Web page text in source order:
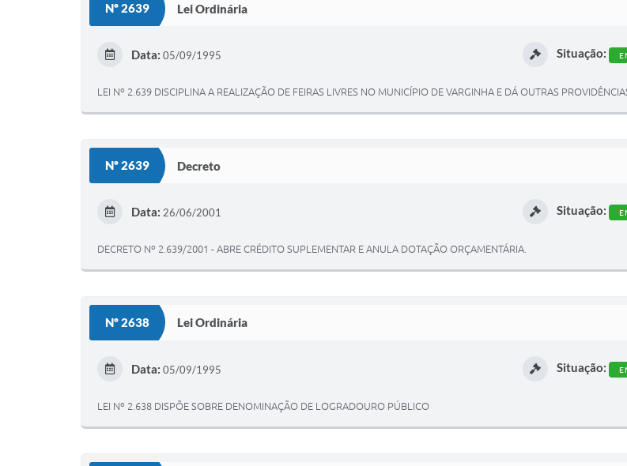
Nº 2639 Lei Ordinária
Data: 05/09/1995 Situação:
LEI Nº 2.639 DISCIPLINA A REALIZAÇÃO DE FEIRAS LIVRES NO MUNICÍPIO DE VARGINHA E DÁ OUTRAS
Nº 2639 Decreto
Data: 26/06/2001 Situação:
DECRETO Nº 2.639/2001 - ABRE CRÉDITO SUPLEMENTAR E ANULA DOTAÇÃO ORÇAMENTÁRIA.
Nº 2638 Lei Ordinária
Data: 05/09/1995 Situação:
LEI Nº 2.638 DISPÕE SOBRE DENOMINAÇÃO DE LOGRADOURO PÚBLICO